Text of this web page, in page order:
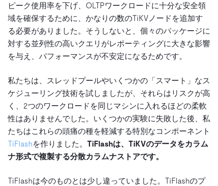
ピーク使用率を下げ、OLTPワークロードに十分な安全領
域を確保するために、かなりの数のTiKVノードを追加す
る必要がありました。そうしないと、個々のパッケージに
対する並列性の高いクエリがレポーティングに大きな影響
を与え、パフォーマンスが不安定になるためです。
私たちは、スレッドプールやいくつかの「スマート」なス
ケジューリング技術を試しましたが、それらはリスクが高
く、2つのワークロードを同じマシンに入れるほどの柔軟
性はありませんでした。いくつかの実験に失敗した後、私
たちはこれらの頭痛の種を軽減する特別なコンポーネント
TiFlashを作りました。 TiFlashは、TiKVのデータをカラム
ナ形式で複製する分散カラムナストアです。
TiFlashは今のものとは少し違っていました。TiFlashのプ